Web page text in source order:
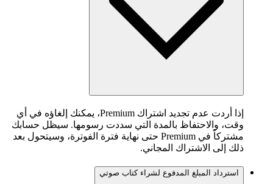
إذا أردت عدم تجديد اشتراك Premium، يمكنك إلغاؤه في أي
وقت، والاحتفاظ بالمدة التي سددت رسومها. سيظل حسابك
مشتركاً في Premium حتى نهاية فترة الفوترة، وسيتحول بعد
ذلك إلى الاشتراك المجاني.
استرداد المبلغ المدفوع لشراء كتاب صوتي